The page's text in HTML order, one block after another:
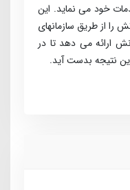
خود می­ نماید. این
را از طریق سازمان­های
ارائه می­ دهد تا در
نتیجه بدست آید.